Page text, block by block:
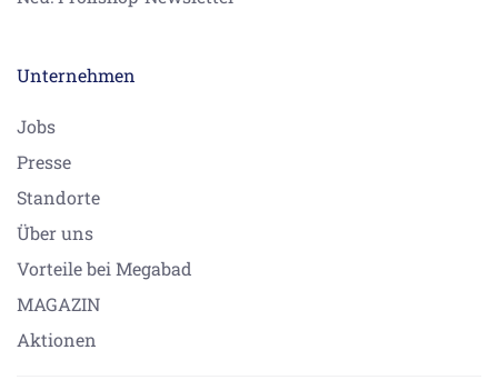
Unternehmen
Jobs
Presse
Standorte
Über uns
Vorteile bei Megabad
MAGAZIN
Aktionen